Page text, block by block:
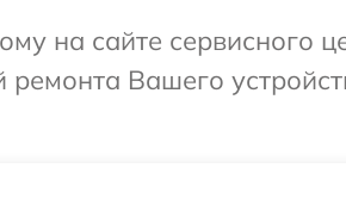
на сайте сервисного
ремонта Вашего